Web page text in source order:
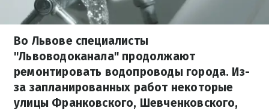
Во Львове специалисты
"Львоводоканала" продолжают
ремонтировать водопроводы города. Из-
за запланированных работ некоторые
улицы Франковского, Шевченковского,